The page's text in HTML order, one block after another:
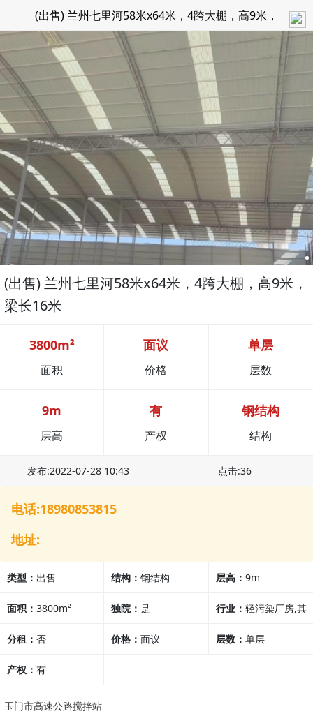
(出售) 兰州七里河58米x64米，4跨大棚，高9米，
梁长16米
(出售) 兰州七里河58米x64米，4跨大棚，高9米，
梁长16米
3800m²
面积
面议
价格
单层
层数
9m
层高
有
产权
钢结构
结构
发布:2022-07-28 10:43 点击:36
电话:18980853815
地址:
类型： 出售 结构：钢结构 层高： 9m
面积： 3800m² 独院：是 行业： 轻污染厂房,其
他行业
分租： 否 价格：面议 层数： 单层
产权： 有
玉门市高速公路搅拌站